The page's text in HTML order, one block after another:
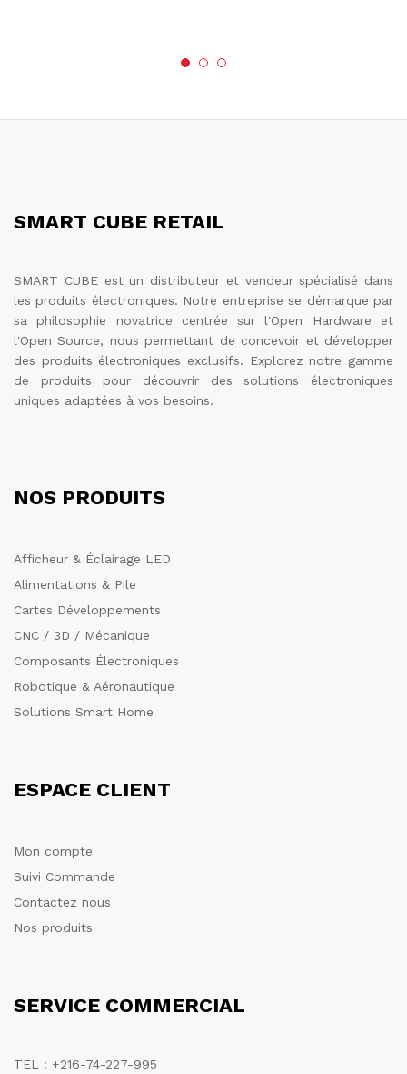
SMART CUBE RETAIL
SMART CUBE est un distributeur et vendeur spécialisé dans
les produits électroniques. Notre entreprise se démarque par
sa philosophie novatrice centrée sur l'Open Hardware et
l'Open Source, nous permettant de concevoir et développer
des produits électroniques exclusifs. Explorez notre gamme
de produits pour découvrir des solutions électroniques
uniques adaptées à vos besoins.
NOS PRODUITS
Afficheur & Éclairage LED
Alimentations & Pile
Cartes Développements
CNC / 3D / Mécanique
Composants Électroniques
Robotique & Aéronautique
Solutions Smart Home
ESPACE CLIENT
Mon compte
Suivi Commande
Contactez nous
Nos produits
SERVICE COMMERCIAL
TEL : +216-74-227-995